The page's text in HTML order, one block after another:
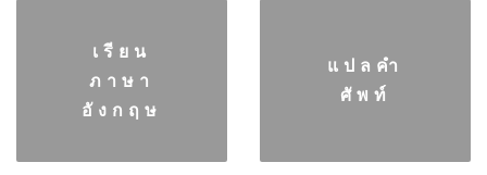
เรียน
ภาษา
อังกฤษ
แปลคำ
ศัพท์